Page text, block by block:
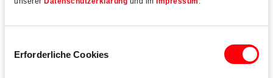
Erforderliche Cookies